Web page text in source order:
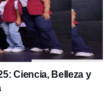
Ciencia, Belleza y